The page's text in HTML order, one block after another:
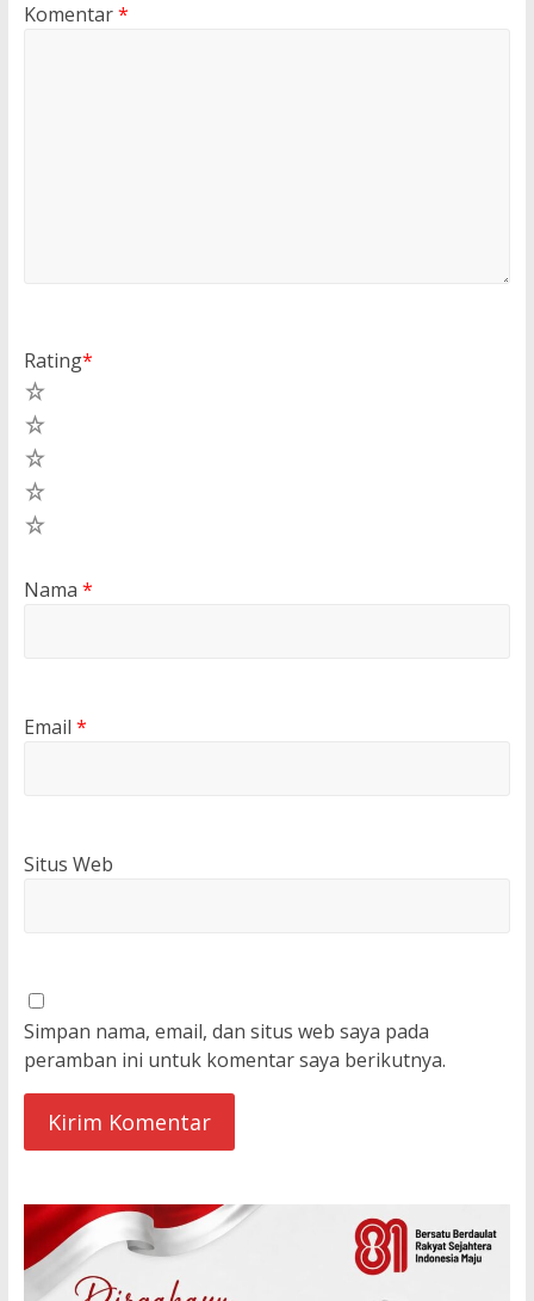
Komentar*
Rating*
Nama *
Email *
Situs Web
Simpan nama, email, dan situs web saya pada
peramban ini untuk komentar saya berikutnya.